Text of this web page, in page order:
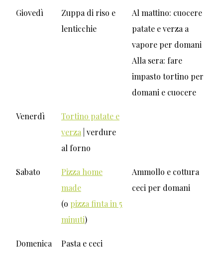
Giovedì
Zuppa di riso e
lenticchie
Al mattino: cuocere
patate e verza a
vapore per domani
Alla sera: fare
impasto tortino per
domani e cuocere
Venerdì
Tortino patate e
verza | verdure
al forno
Sabato
Pizza home
made
(o pizza finta in 5
minuti)
Ammollo e cottura
ceci per domani
Domenica Pasta e ceci